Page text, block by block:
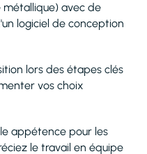
avec de
logiciel de conception
lors des étapes clés
vos choix
appétence pour les
le travail en équipe